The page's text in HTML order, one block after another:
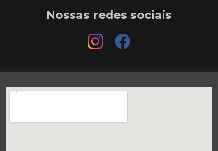
Nossas redes sociais